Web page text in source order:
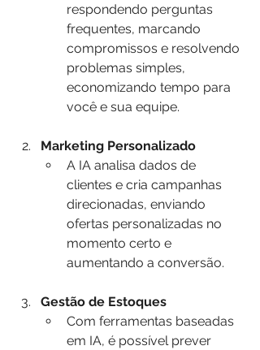
respondendo perguntas
frequentes, marcando
compromissos e resolvendo
problemas simples,
economizando tempo para
você e sua equipe.
Marketing Personalizado
A IA analisa dados de
clientes e cria campanhas
direcionadas, enviando
ofertas personalizadas no
momento certo e
aumentando a conversão.
Gestão de Estoques
Com ferramentas baseadas
em IA, é possível prever